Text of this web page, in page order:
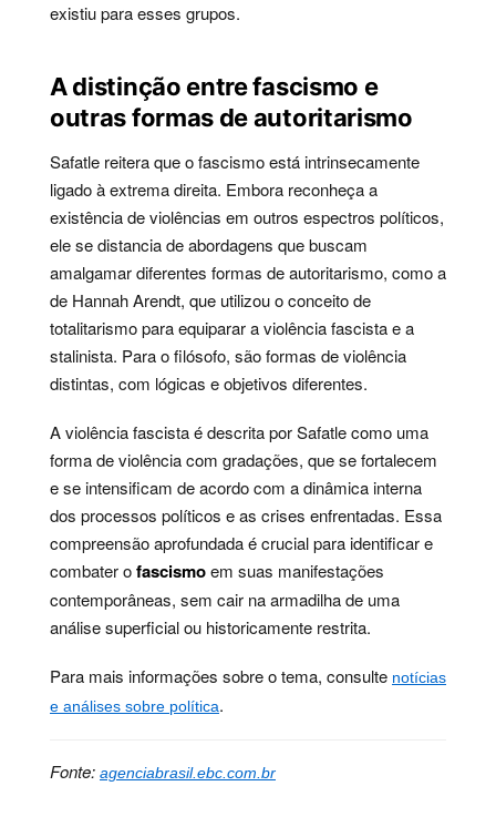
existiu para esses grupos.
A distinção entre fascismo e
outras formas de autoritarismo
Safatle reitera que o fascismo está intrinsecamente
ligado à extrema direita. Embora reconheça a
existência de violências em outros espectros políticos,
ele se distancia de abordagens que buscam
amalgamar diferentes formas de autoritarismo, como a
de Hannah Arendt, que utilizou o conceito de
totalitarismo para equiparar a violência fascista e a
stalinista. Para o filósofo, são formas de violência
distintas, com lógicas e objetivos diferentes.
A violência fascista é descrita por Safatle como uma
forma de violência com gradações, que se fortalecem
e se intensificam de acordo com a dinâmica interna
dos processos políticos e as crises enfrentadas. Essa
compreensão aprofundada é crucial para identificar e
combater ofascismoem suas manifestações
contemporâneas, sem cair na armadilha de uma
análise superficial ou historicamente restrita.
Para mais informações sobre o tema, consulte notícias
e análises sobre política.
Fonte: agenciabrasil.ebc.com.br